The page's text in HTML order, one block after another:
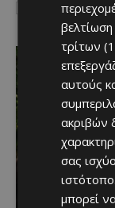
I've read and
τρίτων
αυτούς
ακριβών
σας
μπορεί